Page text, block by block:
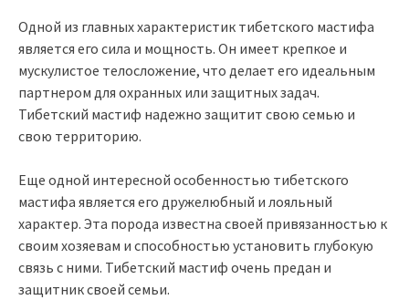
Одной из главных характеристик тибетского мастифа
является его сила и мощность. Он имеет крепкое и
мускулистое телосложение, что делает его идеальным
партнером для охранных или защитных задач.
Тибетский мастиф надежно защитит свою семью и
свою территорию.
Еще одной интересной особенностью тибетского
мастифа является его дружелюбный и лояльный
характер. Эта порода известна своей привязанностью к
своим хозяевам и способностью установить глубокую
связь с ними. Тибетский мастиф очень предан и
защитник своей семьи.